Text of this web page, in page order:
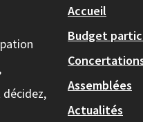
Accueil
Budget
Assemblées
Actualités